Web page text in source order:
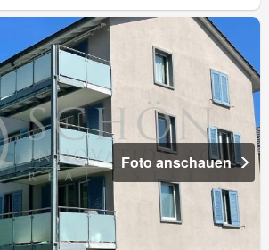
Foto anschauen